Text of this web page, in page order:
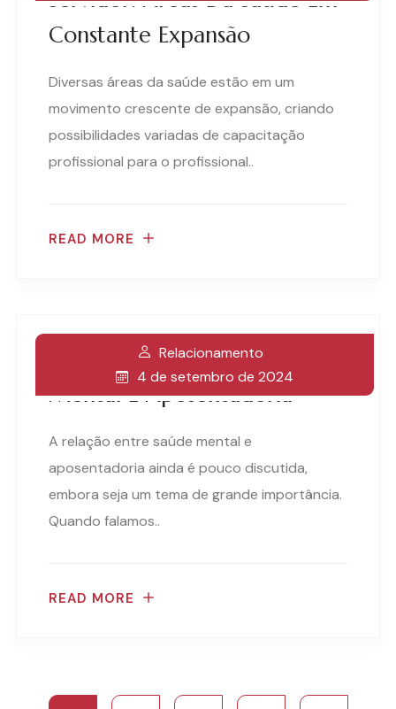
Constante Expansão
Diversas áreas da saúde estão em um
movimento crescente de expansão, criando
possibilidades variadas de capacitação
profissional para o profissional..
READ MORE
A Relação Entre Saúde
Mental E Aposentadoria
Relacionamento
4 de setembro de 2024
A relação entre saúde mental e
aposentadoria ainda é pouco discutida,
embora seja um tema de grande importância.
Quando falamos..
READ MORE